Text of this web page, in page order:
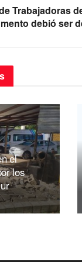
a
m
Trabajadoras
debió ser
el
los